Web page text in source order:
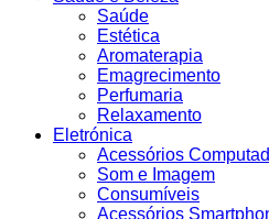
Saúde
Estética
Aromaterapia
Emagrecimento
Perfumaria
Relaxamento
Eletrónica
Acessórios
Som e Imagem
Consumíveis
Acessórios